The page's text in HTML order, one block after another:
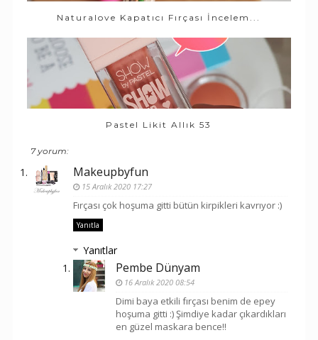
Naturalove Kapatıcı Fırçası İncelem...
Pastel Likit Allık 53
7 yorum:
Makeupbyfun
15 Aralık 2020 17:27
Fırçası çok hoşuma gitti bütün kirpikleri kavrıyor :)
Yanıtla
Yanıtlar
Pembe Dünyam
16 Aralık 2020 08:54
Dimi baya etkili fırçası benim de epey
hoşuma gitti :) Şimdiye kadar çıkardıkları
en güzel maskara bence!!